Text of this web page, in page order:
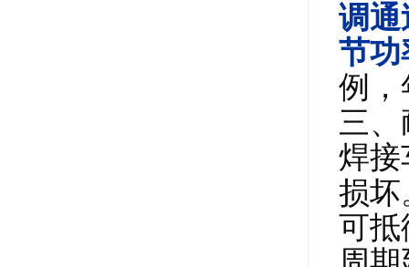
调通
节功
例，
三
焊接
损坏
可抵